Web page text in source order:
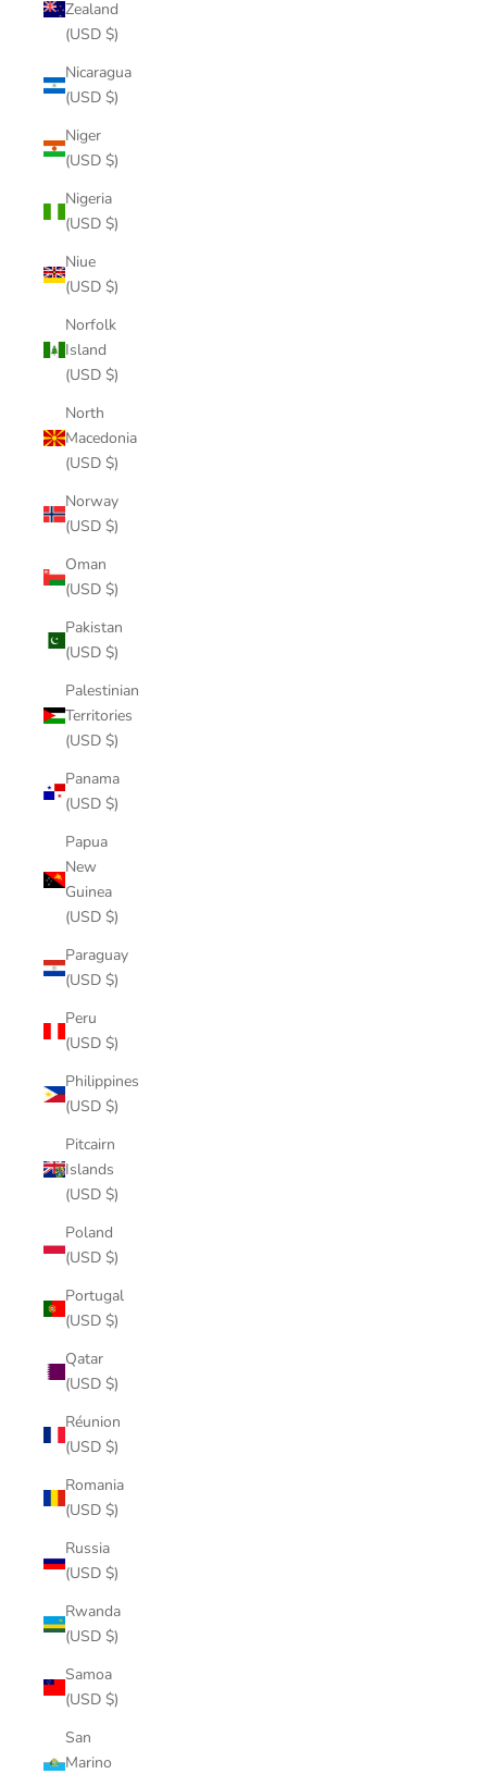
Zealand
(USD $)
Nicaragua
(USD $)
Niger
(USD $)
Nigeria
(USD $)
Niue
(USD $)
Norfolk
Island
(USD $)
North
Macedonia
(USD $)
Norway
(USD $)
Oman
(USD $)
Pakistan
(USD $)
Palestinian
Territories
(USD $)
Panama
(USD $)
Papua
New
Guinea
(USD $)
Paraguay
(USD $)
Peru
(USD $)
Philippines
(USD $)
Pitcairn
Islands
(USD $)
Poland
(USD $)
Portugal
(USD $)
Qatar
(USD $)
Réunion
(USD $)
Romania
(USD $)
Russia
(USD $)
Rwanda
(USD $)
Samoa
(USD $)
San
Marino